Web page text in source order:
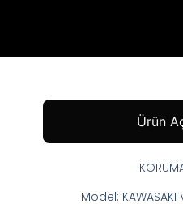
Ürün
Model: KAWASAKI